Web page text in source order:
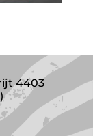
4403